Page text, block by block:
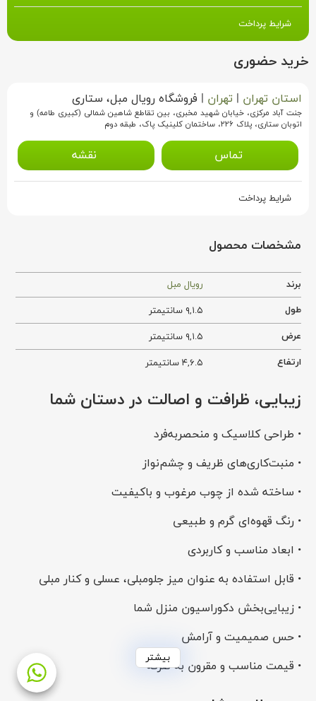
شرایط پرداخت
خرید حضوری
استان تهران | تهران | فروشگاه رویال مبل، ستاری
جنت آباد مرکزی، خیابان شهید مخبری، بین تقاطع شاهین شمالی (کبیری طامه) و
اتوبان ستاری، پلاک ۲۲۶، ساختمان کلینیک پاک، طبقه دوم
تماس نقشه
شرایط پرداخت
مشخصات محصول
برند
رویال مبل
طول
۹,۱.۵ سانتیمتر
عرض
۹,۱.۵ سانتیمتر
ارتفاع
۴,۶.۵ سانتیمتر
زیبایی، ظرافت و اصالت در دستان شما
• طراحی کلاسیک و منحصربه‌فرد
• منبت‌کاری‌های ظریف و چشم‌نواز
• ساخته شده از چوب مرغوب و باکیفیت
• رنگ قهوه‌ای گرم و طبیعی
• ابعاد مناسب و کاربردی
• قابل استفاده به عنوان میز جلومبلی، عسلی و کنار مبلی
• زیبایی‌بخش دکوراسیون منزل شما
• حس صمیمیت و آرامش
• قیمت مناسب و مقرون به صرفه
انتخابی ایده‌آل برای سلیقه‌های خاص
بیشتر